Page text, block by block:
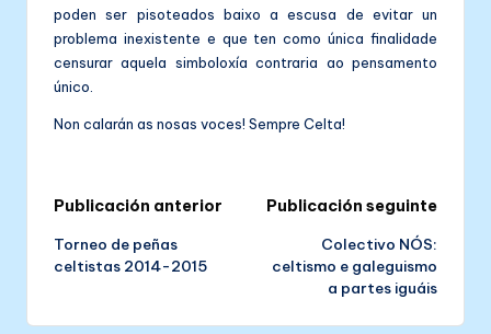
poden ser pisoteados baixo a escusa de evitar un
problema inexistente e que ten como única finalidade
censurar aquela simboloxía contraria ao pensamento
único.
Non calarán as nosas voces! Sempre Celta!
Post
navigation
Publicación anterior
Torneo de peñas
celtistas 2014-2015
Publicación seguinte
Colectivo NÓS:
celtismo e galeguismo
a partes iguáis